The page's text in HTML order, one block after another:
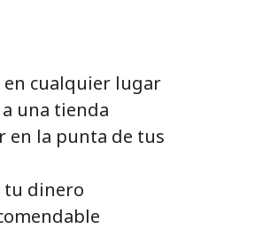
en cualquier lugar
una tienda
en la punta de tus
tu dinero